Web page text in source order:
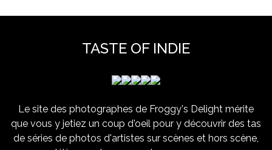
TASTE OF INDIE
Le site des photographes de Froggy's Delight mérite
que vous y jetiez un coup d'oeil pour y découvrir des tas
de séries de photos d'artistes sur scènes et hors scène,